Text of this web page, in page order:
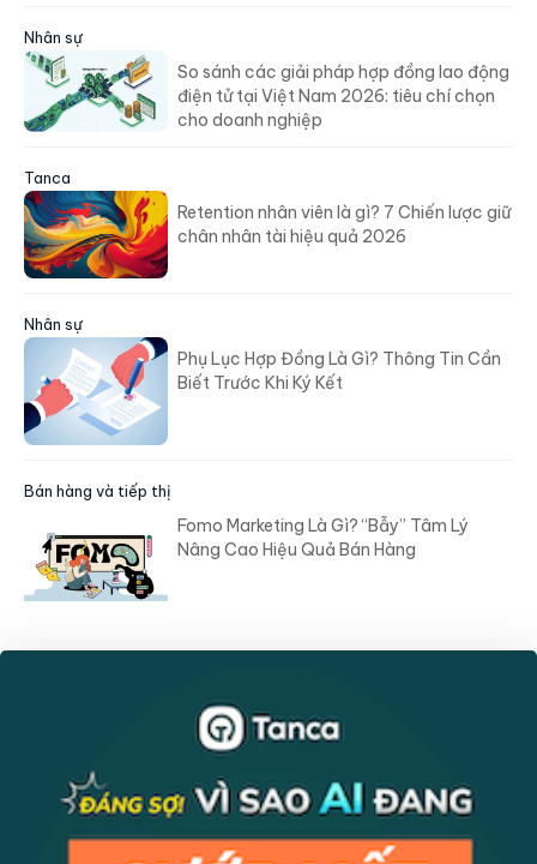
Nhân sự
So sánh các giải pháp hợp đồng lao động
điện tử tại Việt Nam 2026: tiêu chí chọn
cho doanh nghiệp
Tanca
Retention nhân viên là gì? 7 Chiến lược giữ
chân nhân tài hiệu quả 2026
Nhân sự
Phụ Lục Hợp Đồng Là Gì? Thông Tin Cần
Biết Trước Khi Ký Kết
Bán hàng và tiếp thị
Fomo Marketing Là Gì? “Bẫy” Tâm Lý
Nâng Cao Hiệu Quả Bán Hàng